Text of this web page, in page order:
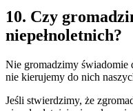
10. Czy
niepełnoletnich?
Nie gromadzimy świadomie
nie kierujemy do nich
Jeśli stwierdzimy, że